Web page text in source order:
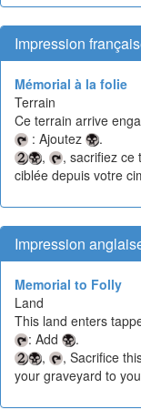
Impression
Mémorial à la folie
Terrain
Ce terrain arrive
: Ajoutez
.
,
, sacrifiez ce
ciblée depuis votre
Impression
Memorial to Folly
Land
This land enters
: Add
.
,
, Sacrifice
your graveyard to